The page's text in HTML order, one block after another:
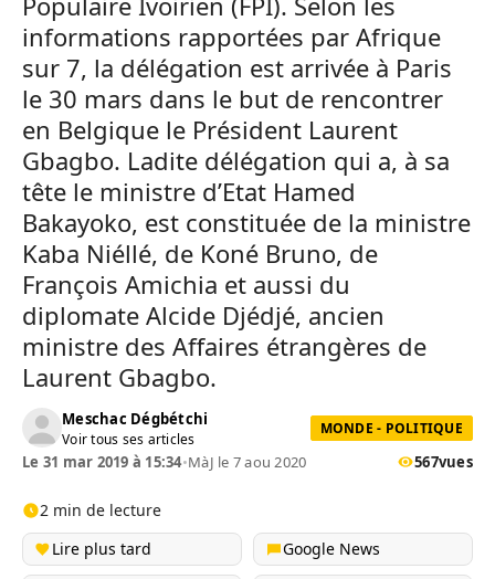
informations rapportées par Afrique
sur 7, la délégation est arrivée à Paris
le 30 mars dans le but de rencontrer
en Belgique le Président Laurent
Gbagbo. Ladite délégation qui a, à sa
tête le ministre d’Etat Hamed
Bakayoko, est constituée de la ministre
Kaba Niéllé, de Koné Bruno, de
François Amichia et aussi du
diplomate Alcide Djédjé, ancien
ministre des Affaires étrangères de
Laurent Gbagbo.
Meschac Dégbétchi
Voir tous ses articles
MONDE - POLITIQUE
Le 31 mar 2019 à 15:34•MàJ le 7 aou 2020 567vues
2 min de lecture
Lire plus tard
Google News